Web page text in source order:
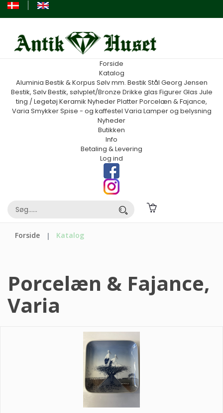
Forside
Katalog
Aluminia Bestik & Korpus Sølv mm. Bestik Stål Georg Jensen
Bestik, SølvBestik, sølvplet/Bronze Drikke glas FigurerGlas Jule
ting / Legetøj Keramik NyhederPlatterPorcelæn & Fajance,
Varia SmykkerSpise - og kaffestel Varia Lamper og belysning
Nyheder
Butikken
Info
Betaling & Levering
Log ind
Forside Katalog
Porcelæn & Fajance,
Varia